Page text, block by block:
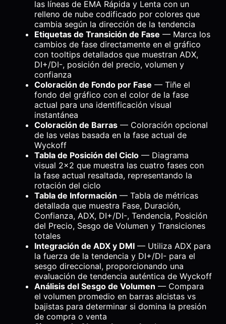
las líneas de EMA Rápida y Lenta con un
relleno de nube codificado por colores que
cambia según la dirección de la tendencia
Etiquetas de Transición de Fase — Marca los
cambios de fase directamente en el gráfico
con tooltips detallados que muestran ADX,
DI+/DI-, posición del precio, volumen y
confianza
Coloración de Fondo por Fase — Tiñe el
fondo del gráfico con el color de la fase
actual para una identificación visual
instantánea
Coloración de Barras — Coloración opcional
de las velas basada en la fase actual de
Wyckoff
Tabla de Posición del Ciclo — Diagrama
visual 2×2 que muestra las cuatro fases con
la fase actual resaltada, representando la
rotación del ciclo
Tabla de Información — Tabla de métricas
detallada que muestra Fase, Duración,
Confianza, ADX, DI+/DI-, Tendencia, Posición
del Precio, Sesgo de Volumen y Transiciones
totales
Integración de ADX y DMI — Utiliza ADX para
la fuerza de la tendencia y DI+/DI- para el
sesgo direccional, proporcionando una
evaluación de tendencia auténtica de Wyckoff
Análisis del Sesgo de Volumen — Compara
el volumen promedio en barras alcistas vs
bajistas para determinar si domina la presión
de compra o venta